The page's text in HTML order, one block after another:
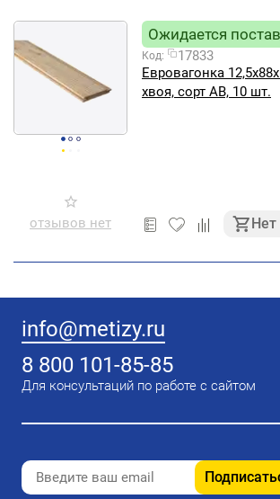
отзывов нет
Ожидается
Код:
17833
Евровагонка
хвоя, сорт АВ, 10 шт.
Нет
info@metizy.ru
8 800 101-85-85
Для консультаций по работе с сайтом